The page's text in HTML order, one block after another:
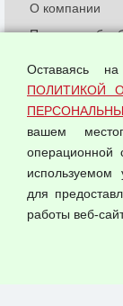
© 2026 ООО
О компании
Политика
Согласием на
Оферта
Публичная
Оставаясь
ПОЛИТИКОЙ
вашем
операционной
используемом
для
работы веб-